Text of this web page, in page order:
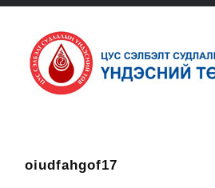
oiudfahgof17